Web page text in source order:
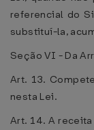
referencial do
substituí-la,
Seção VI - Da
Art. 13.
nesta Lei.
Art. 14. A